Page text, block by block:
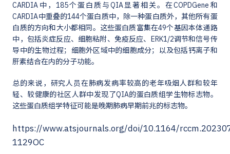
CARDIA中，185个蛋白质与QIA显著相关。在COPDGene和
CARDIA中重叠的144个蛋白质中，除一种蛋白质外，其他所有蛋
白质的方向和大小都相同。这些蛋白质富集在49个基因本体通路
中，包括炎症反应、细胞粘附、免疫反应、ERK1/2调节和信号传
导中的生物过程；细胞外区域中的细胞成分；以及包括钙离子和
肝素结合在内的分子功能。
总的来说，研究人员在肺病发病率较高的老年吸烟人群和较年
轻、较健康的社区人群中发现了QIA的蛋白质组学生物标志物。
这些蛋白质组学特征可能是晚期肺病早期前兆的标志物。
https://www.atsjournals.org/doi/10.1164/
1129OC